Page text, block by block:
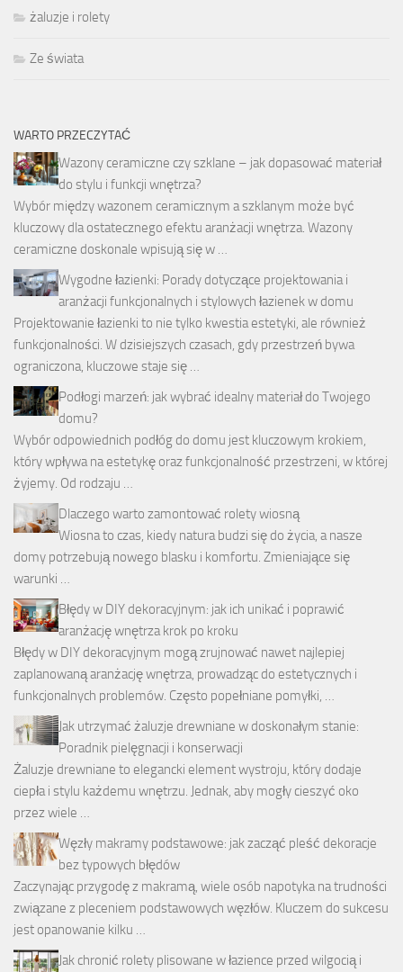
żaluzje i rolety
Ze świata
WARTO PRZECZYTAĆ
Wazony ceramiczne czy szklane – jak dopasować materiał
do stylu i funkcji wnętrza?
Wybór między wazonem ceramicznym a szklanym może być
kluczowy dla ostatecznego efektu aranżacji wnętrza. Wazony
ceramiczne doskonale wpisują się w …
Wygodne łazienki: Porady dotyczące projektowania i
aranżacji funkcjonalnych i stylowych łazienek w domu
Projektowanie łazienki to nie tylko kwestia estetyki, ale również
funkcjonalności. W dzisiejszych czasach, gdy przestrzeń bywa
ograniczona, kluczowe staje się …
Podłogi marzeń: jak wybrać idealny materiał do Twojego
domu?
Wybór odpowiednich podłóg do domu jest kluczowym krokiem,
który wpływa na estetykę oraz funkcjonalność przestrzeni, w której
żyjemy. Od rodzaju …
Dlaczego warto zamontować rolety wiosną
Wiosna to czas, kiedy natura budzi się do życia, a nasze
domy potrzebują nowego blasku i komfortu. Zmieniające się
warunki …
Błędy w DIY dekoracyjnym: jak ich unikać i poprawić
aranżację wnętrza krok po kroku
Błędy w DIY dekoracyjnym mogą zrujnować nawet najlepiej
zaplanowaną aranżację wnętrza, prowadząc do estetycznych i
funkcjonalnych problemów. Często popełniane pomyłki, …
Jak utrzymać żaluzje drewniane w doskonałym stanie:
Poradnik pielęgnacji i konserwacji
Żaluzje drewniane to elegancki element wystroju, który dodaje
ciepła i stylu każdemu wnętrzu. Jednak, aby mogły cieszyć oko
przez wiele …
Węzły makramy podstawowe: jak zacząć pleść dekoracje
bez typowych błędów
Zaczynając przygodę z makramą, wiele osób napotyka na trudności
związane z pleceniem podstawowych węzłów. Kluczem do sukcesu
jest opanowanie kilku …
Jak chronić rolety plisowane w łazience przed wilgocią i